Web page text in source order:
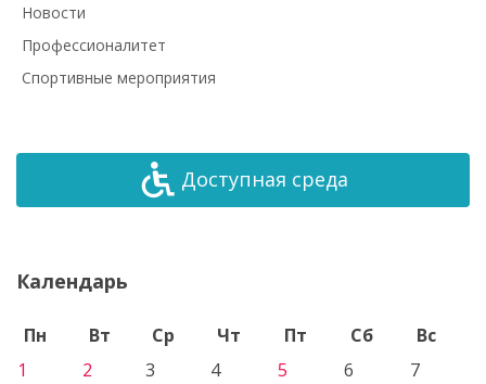
Новости
Профессионалитет
Спортивные мероприятия
Доступная среда
Календарь
Пн Вт Ср Чт Пт Сб
Вс
1
2 3 4 5 6
7